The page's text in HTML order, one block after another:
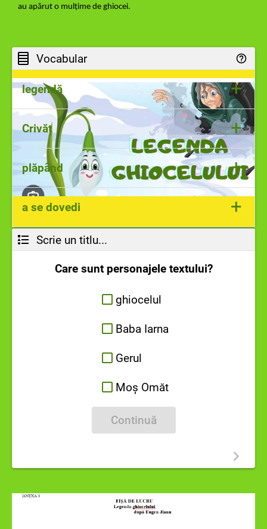
au apărut o mulțime de ghiocei.
Vocabular
legendă +
Legenda este o poveste care explică în mod imaginar un fapt
real, un eveniment istoric sau se poate referi la un erou cu
ajutorul unor elemente fantastice.
Crivăț +
Vânt puternic și rece care suflă iarna în
Moldova și în Câmpia Dunării dinspre Nord-
Est, aducând scăderi mari de temperatură.
plăpând +
firav, slăbuț, lipsit de rezistență
a se dovedi +
a arăta, a demonstra
Scrie un titlu...
Care sunt personajele textului?
ghiocelul
Baba Iarna
Gerul
Moș Omăt
Continuă